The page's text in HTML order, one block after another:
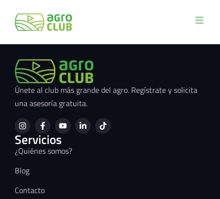
Únete al club más grande del agro. Regístrate y solicita
una asesoría gratuita.
Servicios
¿Quiénes somos?
Blog
Contacto